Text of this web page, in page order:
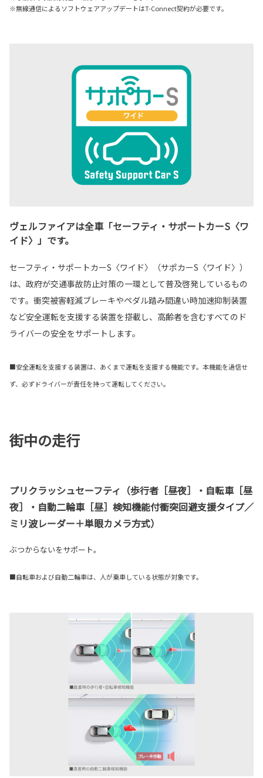
※無線通信によるソフトウェアアップデートはT-Connect契約が必要です。
ヴェルファイアは全車「セーフティ・サポートカーS〈ワ
イド〉」です。
セーフティ・サポートカーS〈ワイド〉（サポカーS〈ワイド〉）
は、政府が交通事故防止対策の一環として普及啓発しているもの
です。衝突被害軽減ブレーキやペダル踏み間違い時加速抑制装置
など安全運転を支援する装置を搭載し、高齢者を含むすべてのド
ライバーの安全をサポートします。
■安全運転を支援する装置は、あくまで運転を支援する機能です。本機能を過信せ
ず、必ずドライバーが責任を持って運転してください。
街中の走行
プリクラッシュセーフティ（歩行者［昼夜］・自転車［昼
夜］・自動二輪車［昼］検知機能付衝突回避支援タイプ／
ミリ波レーダー＋単眼カメラ方式）
ぶつからないをサポート。
■自転車および自動二輪車は、人が乗車している状態が対象です。